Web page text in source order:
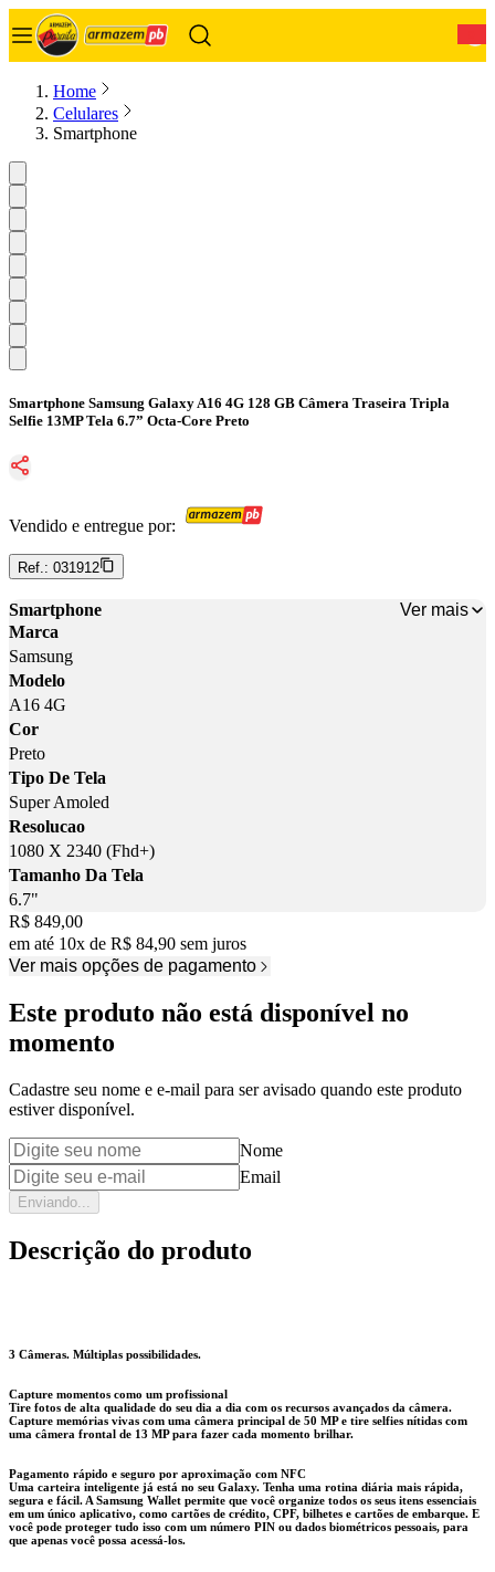
Home
Celulares
Smartphone
Smartphone Samsung Galaxy A16 4G 128 GB Câmera Traseira Tripla
Selfie 13MP Tela 6.7” Octa-Core Preto
Vendido e entregue por:
Ref.: 031912
Smartphone
Ver mais
Marca
Samsung
Modelo
A16 4G
Cor
Preto
Tipo De Tela
Super Amoled
Resolucao
1080 X 2340 (Fhd+)
Tamanho Da Tela
6.7"
Price:
R$ 849,00
em até 10x de R$ 84,90 sem juros
Ver mais opções de pagamento
Este produto não está disponível no
momento
Cadastre seu nome e e-mail para ser avisado quando este produto
estiver disponível.
Nome
Email
Enviando...
Descrição do produto
3 Câmeras. Múltiplas possibilidades.
Capture momentos como um profissional
Tire fotos de alta qualidade do seu dia a dia com os recursos avançados da câmera.
Capture memórias vivas com uma câmera principal de 50 MP e tire selfies nítidas com
uma câmera frontal de 13 MP para fazer cada momento brilhar.
Pagamento rápido e seguro por aproximação com NFC
Uma carteira inteligente já está no seu Galaxy. Tenha uma rotina diária mais rápida,
segura e fácil. A Samsung Wallet permite que você organize todos os seus itens essenciais
em um único aplicativo, como cartões de crédito, CPF, bilhetes e cartões de embarque. E
você pode proteger tudo isso com um número PIN ou dados biométricos pessoais, para
que apenas você possa acessá-los.